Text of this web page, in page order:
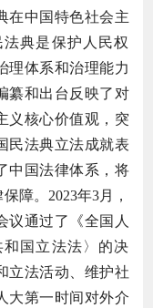
在中国特色社会主
典是保护人民权
理体系和治理能力
纂和出台反映了对
义核心价值观，突
民法典立法成就表
中国法律体系，将
障。2023年3月，
议通过了《全国人
国立法法〉的决
立法活动、维护社
大第一时间对外介